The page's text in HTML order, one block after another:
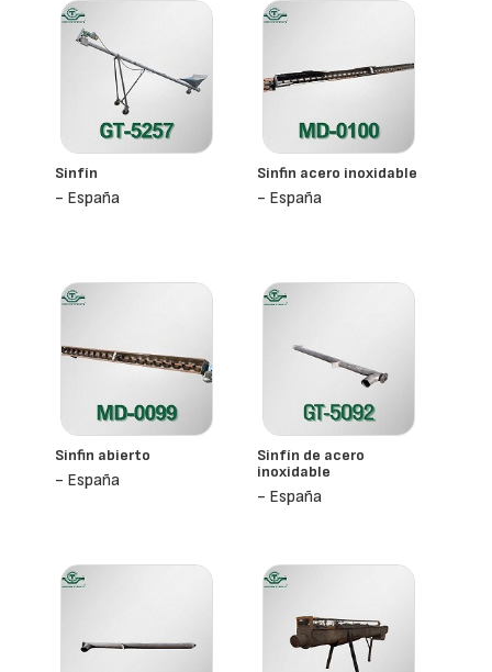
Sinfín
- España
Sinfin acero inoxidable
- España
Sinfin abierto
- España
Sinfín de acero
inoxidable
- España